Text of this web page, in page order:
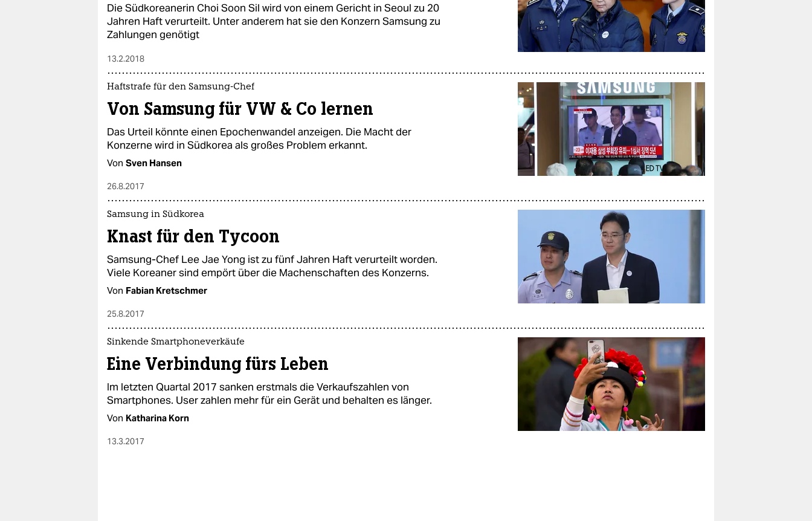
Die Südkoreanerin Choi Soon Sil wird von einem Gericht in Seoul zu 20
Jahren Haft verurteilt. Unter anderem hat sie den Konzern Samsung zu
Zahlungen genötigt
13.2.2018
Haftstrafe für den Samsung-Chef
Von Samsung für VW & Co lernen
Das Urteil könnte einen Epochenwandel anzeigen. Die Macht der
Konzerne wird in Südkorea als großes Problem erkannt.
Von Sven Hansen
26.8.2017
Samsung in Südkorea
Knast für den Tycoon
Samsung-Chef Lee Jae Yong ist zu fünf Jahren Haft verurteilt worden.
Viele Koreaner sind empört über die Machenschaften des Konzerns.
Von Fabian Kretschmer
25.8.2017
Sinkende Smartphoneverkäufe
Eine Verbindung fürs Leben
Im letzten Quartal 2017 sanken erstmals die Verkaufszahlen von
Smartphones. User zahlen mehr für ein Gerät und behalten es länger.
Von Katharina Korn
13.3.2017